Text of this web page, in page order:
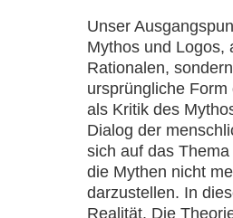
Unser
Mythos und Logos,
Rationalen,
ursprüngliche
als Kritik des
Dialog der
sich auf das
die Mythen nicht
darzustellen. In
Realität. Die